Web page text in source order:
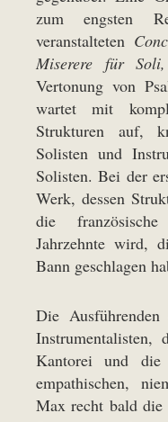
zum engsten
veranstalteten
Miserere für
Vertonung von
wartet mit
Strukturen auf,
Solisten und
Solisten. Bei der
Werk, dessen
die
Jahrzehnte wird,
Bann geschlagen
Die Ausführenden
Instrumentalisten,
Kantorei und
empathischen,
Max recht bald die